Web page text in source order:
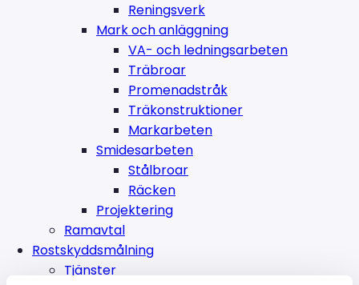
Reningsverk
Mark och anläggning
VA- och ledningsarbeten
Träbroar
Promenadstråk
Träkonstruktioner
Markarbeten
Smidesarbeten
Stålbroar
Räcken
Projektering
Ramavtal
Rostskyddsmålning
Tjänster